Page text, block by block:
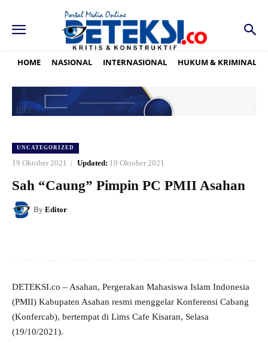
HOME NASIONAL INTERNASIONAL HUKUM & KRIMINAL
UNCATEGORIZED
19 Oktober 2021 Updated: 19 Oktober 2021
Sah “Caung” Pimpin PC PMII Asahan
By Editor
DETEKSI.co – Asahan, Pergerakan Mahasiswa Islam Indonesia
(PMII) Kabupaten Asahan resmi menggelar Konferensi Cabang
(Konfercab), bertempat di Lims Cafe Kisaran, Selasa
(19/10/2021).